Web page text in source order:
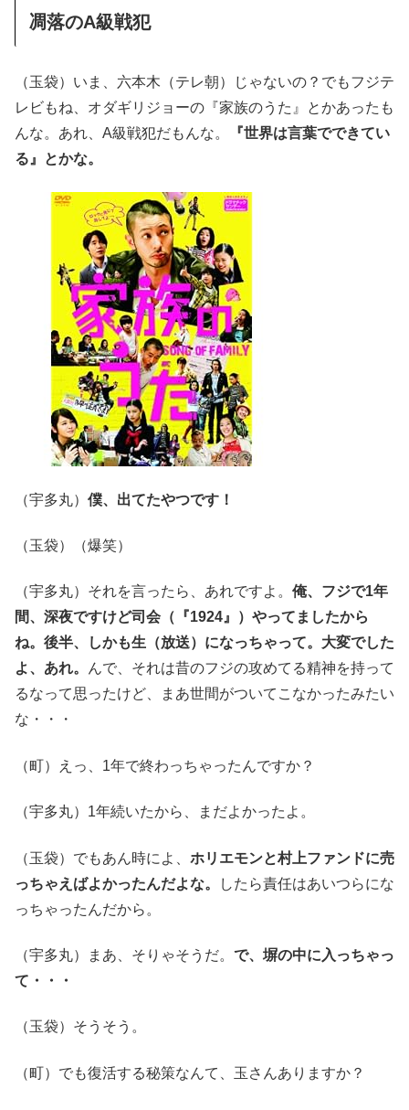
凋落のA級戦犯
（玉袋）いま、六本木（テレ朝）じゃないの？でもフジテ
レビもね、オダギリジョーの『家族のうた』とかあったも
んな。あれ、A級戦犯だもんな。
『世界は言葉でできてい
る』とかな。
（宇多丸） 僕、出てたやつです！
（玉袋）（爆笑）
（宇多丸）それを言ったら、あれですよ。 俺、フジで1年
間、深夜ですけど司会（『1924』）やってましたから
ね。後半、しかも生（放送）になっちゃって。大変でした
よ、あれ。
んで、それは昔のフジの攻めてる精神を持って
るなって思ったけど、まあ世間がついてこなかったみたい
な・・・
（町）えっ、1年で終わっちゃったんですか？
（宇多丸）1年続いたから、まだよかったよ。
（玉袋）でもあん時によ、 ホリエモンと村上ファンドに売
っちゃえばよかったんだよな。
したら責任はあいつらにな
っちゃったんだから。
（宇多丸）まあ、そりゃそうだ。 で、塀の中に入っちゃっ
て・・・
（玉袋）そうそう。
（町）でも復活する秘策なんて、玉さんありますか？